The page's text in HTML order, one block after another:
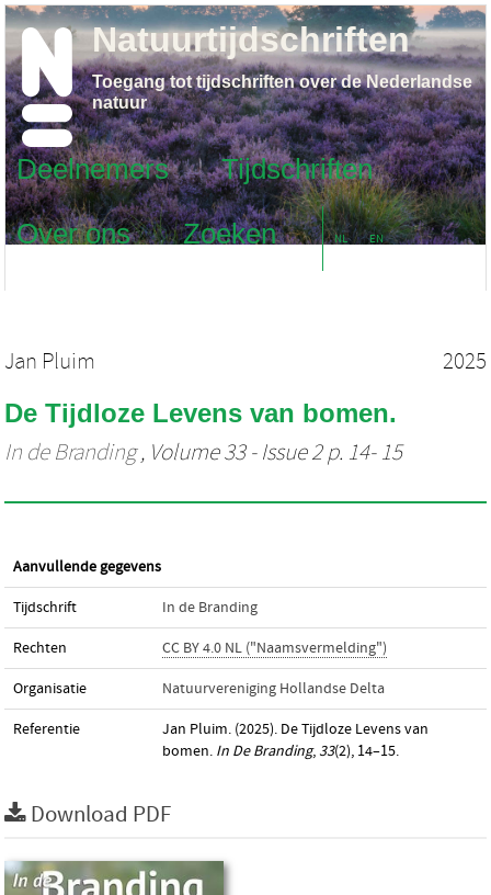
Deelnemers
Tijdschriften
Over ons
Zoeken NL EN
Natuurtijdschriften
Toegang tot tijdschriften over de Nederlandse
natuur
Jan Pluim 2025
De Tijdloze Levens van bomen.
In de Branding, Volume 33 - Issue 2 p. 14- 15
Aanvullende gegevens
Tijdschrift In de Branding
Rechten CC BY 4.0 NL ("Naamsvermelding")
Organisatie Natuurvereniging Hollandse Delta
Referentie
Jan Pluim. (2025). De Tijdloze Levens van
bomen. In De Branding, 33(2), 14–15.
Download PDF